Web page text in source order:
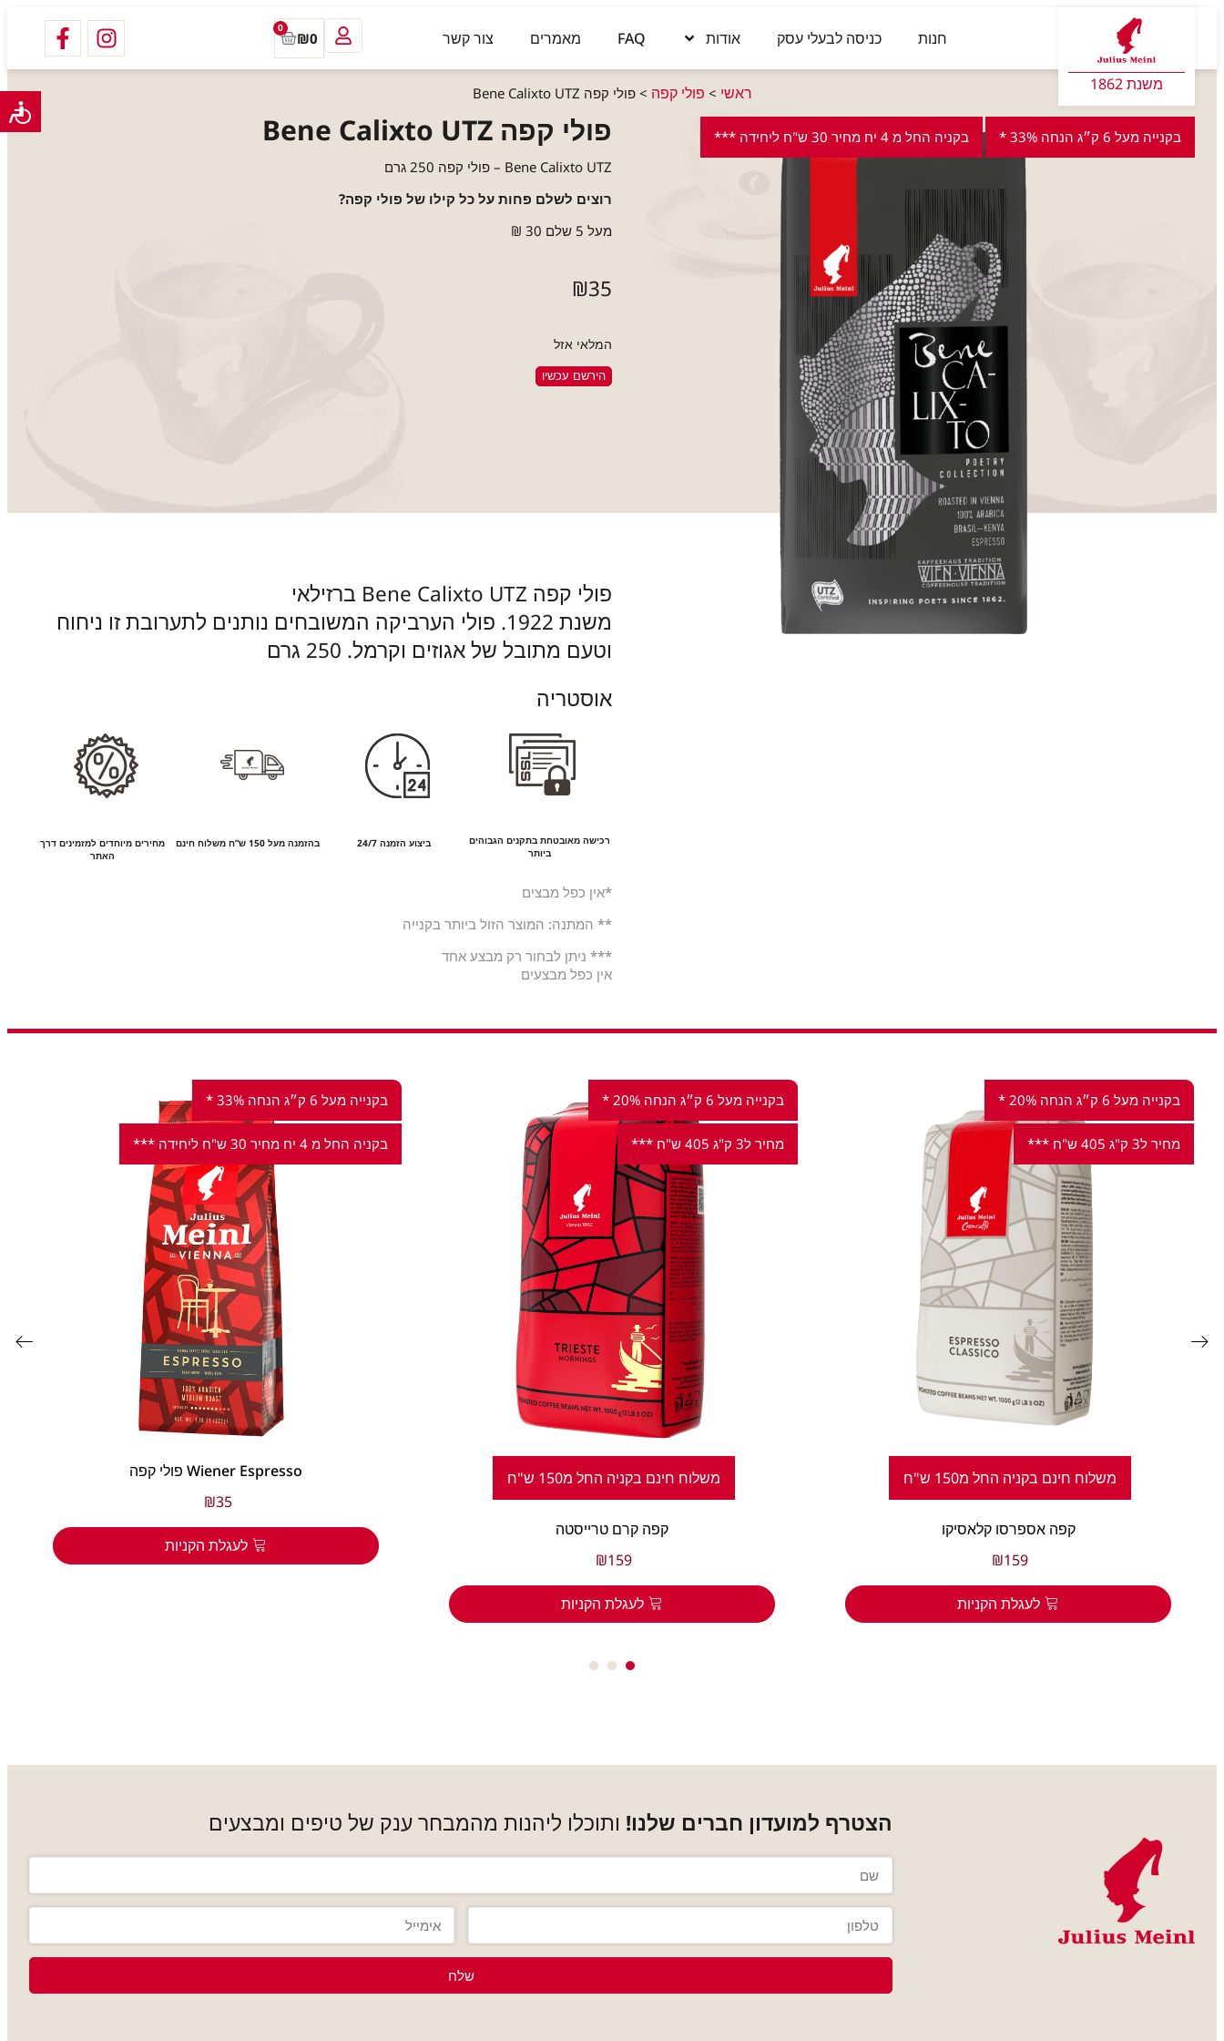
משנת 1862
חנות כניסה לבעלי עסק אודות FAQ מאמרים צור קשר ₪0
0
ראשי > פולי קפה >פולי קפה Bene Calixto UTZ
בקנייה מעל 6 ק״ג הנחה 33% * בקניה החל מ 4 יח מחיר 30 ש"ח ליחידה *** פולי קפה Bene Calixto UTZ
Bene Calixto UTZ – פולי קפה 250 גרם
רוצים לשלם פחות על כל קילו של פולי קפה?
מעל
שלם 30
₪
₪35
המלאי אזל
הירשם עכשיו
פולי קפה Bene Calixto UTZ ברזילאי
משנת 1922. פולי הערביקה המשובחים נותנים לתערובת זו ניחוח
וטעם מתובל של אגוזים וקרמל. 250 גרם
אוסטריה
רכישה מאובטחת בתקנים הגבוהים
ביותר
ביצוע הזמנה 24/7 בהזמנה מעל 150 ש”ח משלוח חינם
מחירים מיוחדים למזמינים דרך
האתר
*אין כפל מבצים
** המתנה: המוצר הזול ביותר בקנייה
*** ניתן לבחור רק מבצע אחד
אין כפל מבצעים
בקנייה מעל 6 ק״ג הנחה 20% *
מחיר ל3 ק"ג 405 ש"ח ***
משלוח חינם בקניה החל מ150 ש"ח
קפה אספרסו קלאסיקו
₪159
לעגלת הקניות
בקנייה מעל 6 ק״ג הנחה 20% *
מחיר ל3 ק"ג 405 ש"ח ***
משלוח חינם בקניה החל מ150 ש"ח
קפה קרם טרייסטה
₪159
לעגלת הקניות
בקנייה מעל 6 ק״ג הנחה 33% *
בקניה החל מ 4 יח מחיר 30 ש"ח ליחידה ***
פולי קפה Wiener Espresso
₪35
לעגלת הקניות
הצטרף למועדון חברים שלנו! ותוכלו ליהנות מהמבחר ענק של טיפים ומבצעים
שלח